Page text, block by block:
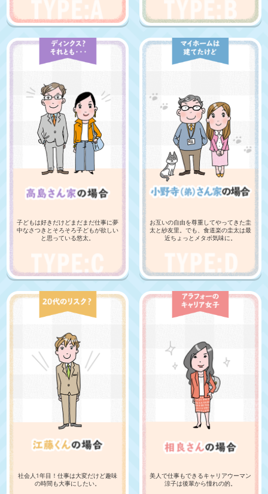
子どもは好きだけどまだまだ仕事に夢
中なさつきとそろそろ子どもが欲しい
と思っている悠太。
お互いの自由を尊重してやってきた圭
太と紗友里。でも、食道楽の圭太は最
近ちょっとメタボ気味に。
社会人1年目！仕事は大変だけど趣味
の時間も大事にしたい。
美人で仕事もできるキャリアウーマン
涼子は後輩から憧れの的。